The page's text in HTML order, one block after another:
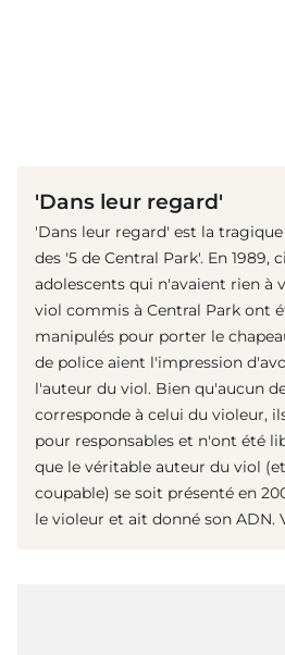
'Dans leur regard'
'Dans leur regard' est la
des '5 de Central Park'. En 1989,
adolescents qui n'avaient rien à
viol commis à Central Park ont
manipulés pour porter le
de police aient l'impression
l'auteur du viol. Bien qu'aucun
corresponde à celui du violeur,
pour responsables et n'ont été
que le véritable auteur du viol
coupable) se soit présenté en
le violeur et ait donné son ADN.